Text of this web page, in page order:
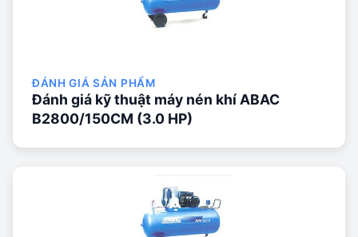
ĐÁNH GIÁ SẢN PHẨM
Đánh giá kỹ thuật máy nén khí ABAC
B2800/150CM (3.0 HP)